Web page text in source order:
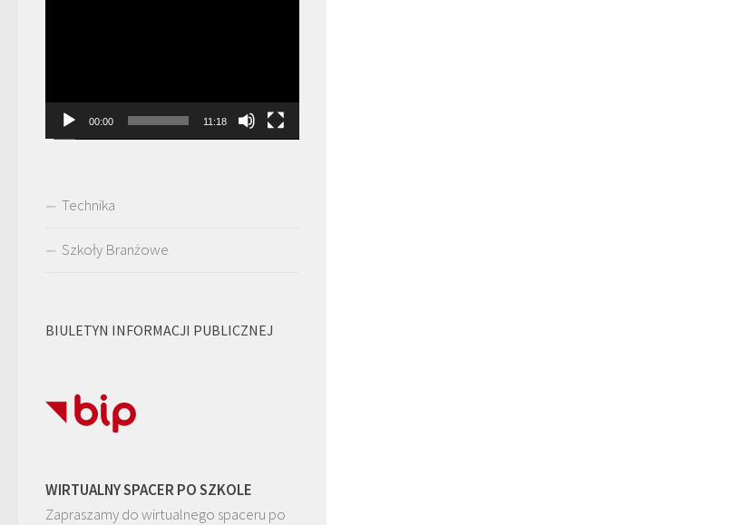
00:00 11:18
Technika
Szkoły Branżowe
BIULETYN INFORMACJI PUBLICZNEJ
WIRTUALNY SPACER PO SZKOLE
Zapraszamy do wirtualnego spaceru po